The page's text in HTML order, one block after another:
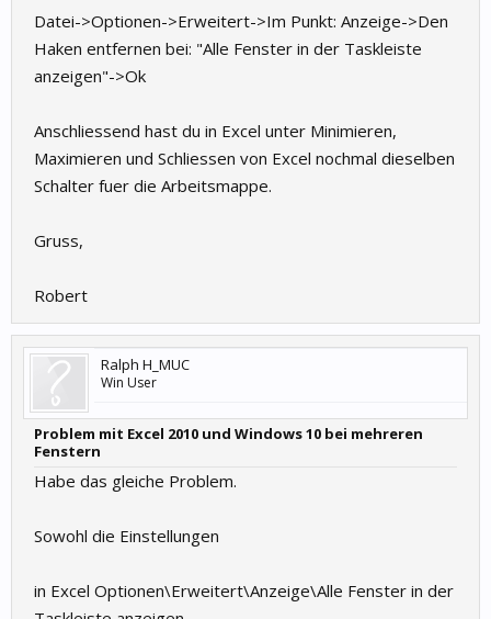
Datei->Optionen->Erweitert->Im Punkt: Anzeige->Den
Haken entfernen bei: "Alle Fenster in der Taskleiste
anzeigen"->Ok
Anschliessend hast du in Excel unter Minimieren,
Maximieren und Schliessen von Excel nochmal dieselben
Schalter fuer die Arbeitsmappe.
Gruss,
Robert
Ralph H_MUC
Win User
Problem mit Excel 2010 und Windows 10 bei mehreren
Fenstern
Habe das gleiche Problem.
Sowohl die Einstellungen
in Excel Optionen\Erweitert\Anzeige\Alle Fenster in der